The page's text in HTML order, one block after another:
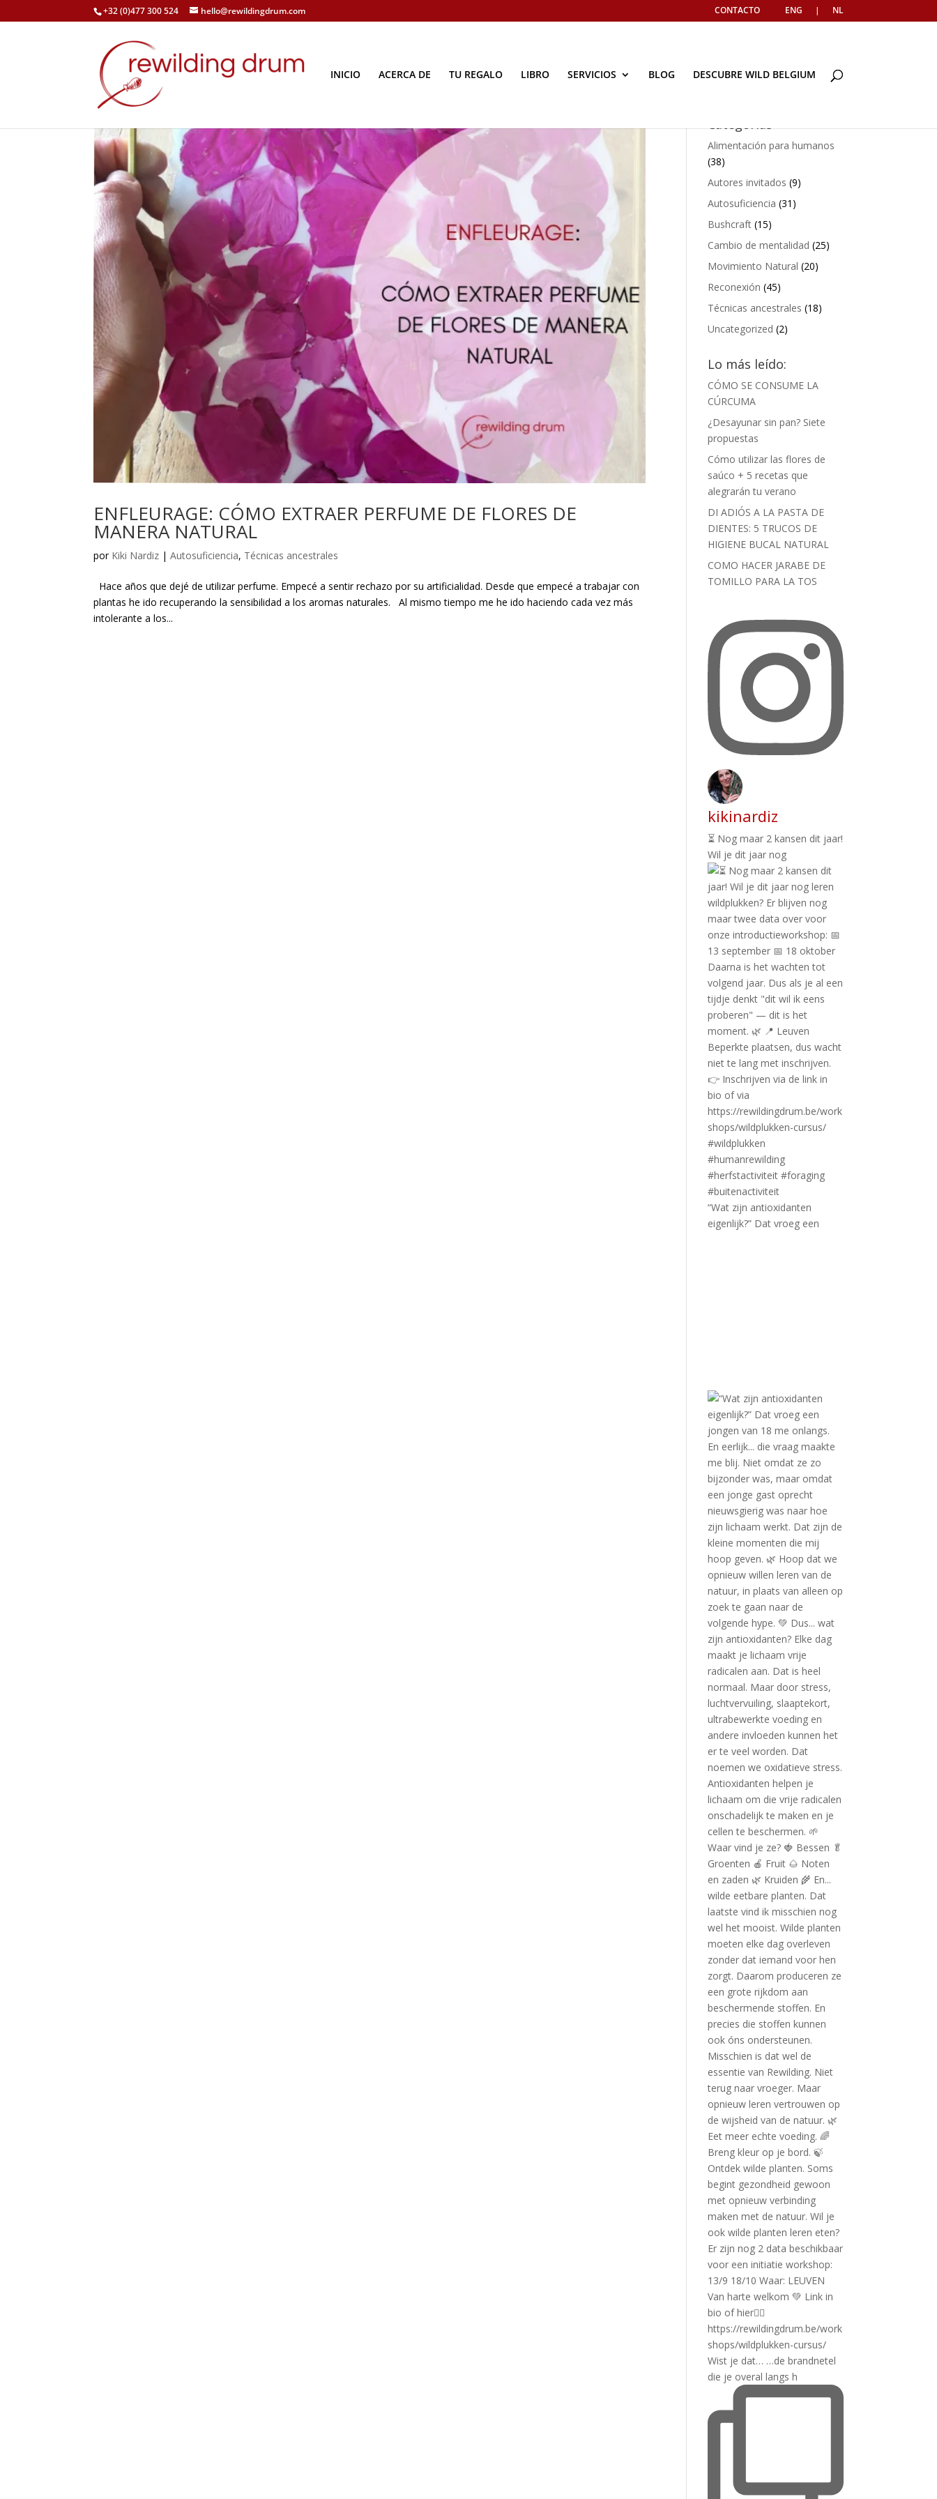
+32 (0)477 300 524 hello@rewildingdrum.com CONTACTO ENG | NL
INICIO ACERCA DE TU REGALO LIBRO SERVICIOS BLOG DESCUBRE WILD BELGIUM
ENFLEURAGE: CÓMO EXTRAER PERFUME DE FLORES DE
MANERA NATURAL
por Kiki Nardiz |Autosuficiencia, Técnicas ancestrales
Hace años que dejé de utilizar perfume. Empecé a sentir rechazo por su artificialidad. Desde que empecé a trabajar con
plantas he ido recuperando la sensibilidad a los aromas naturales. Al mismo tiempo me he ido haciendo cada vez más
intolerante a los...
Categorías
Alimentación para humanos
(38)
Autores invitados (9)
Autosuficiencia (31)
Bushcraft (15)
Cambio de mentalidad (25)
Movimiento Natural (20)
Reconexión (45)
Técnicas ancestrales (18)
Uncategorized (2)
Lo más leído:
CÓMO SE CONSUME LA
CÚRCUMA
¿Desayunar sin pan? Siete
propuestas
Cómo utilizar las flores de
saúco + 5 recetas que
alegrarán tu verano
DI ADIÓS A LA PASTA DE
DIENTES: 5 TRUCOS DE
HIGIENE BUCAL NATURAL
COMO HACER JARABE DE
TOMILLO PARA LA TOS
kikinardiz
⏳ Nog maar 2 kansen dit jaar!
Wil je dit jaar nog
“Wat zijn antioxidanten
eigenlijk?” Dat vroeg een
Wist je dat… …de brandnetel
die je overal langs h